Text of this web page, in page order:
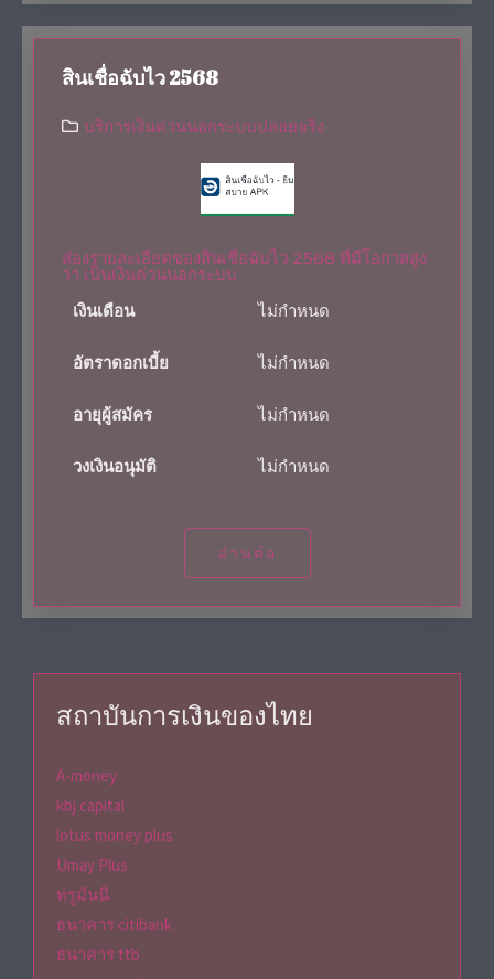
สินเชื่อฉับไว 2568
บริการเงินด่วนนอกระบบปล่อยจริง
ส่องรายละเอียดของสินเชื่อฉับไว 2568 ที่มีโอกาสสูง
ว่า เป็นเงินด่วนนอกระบบ
เงินเดือน
ไม่กำหนด
อัตราดอกเบี้ย ไม่กำหนด
อายุผู้สมัคร ไม่กำหนด
วงเงินอนุมัติ ไม่กำหนด
อ่านต่อ
สถาบันการเงินของไทย
A-money
kbj capital
lotus money plus
Umay Plus
ทรูมันนี่
ธนาคาร citibank
ธนาคาร ttb